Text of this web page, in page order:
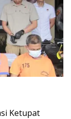
Ketupat